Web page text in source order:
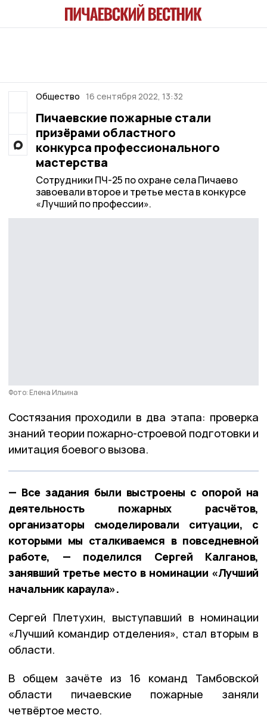
Общество 16 сентября 2022, 13:32
Пичаевские пожарные стали
призёрами областного
конкурса профессионального
мастерства
Сотрудники ПЧ-25 по охране села Пичаево
завоевали второе и третье места в конкурсе
«Лучший по профессии».
Фото: Елена Ильина
Состязания проходили в два этапа: проверка
знаний теории пожарно-строевой подготовки и
имитация боевого вызова.
— Все задания были выстроены с опорой на
деятельность пожарных расчётов,
организаторы смоделировали ситуации, с
которыми мы сталкиваемся в повседневной
работе, — поделился Сергей Калганов,
занявший третье место в номинации «Лучший
начальник караула».
Сергей Плетухин, выступавший в номинации
«Лучший командир отделения», стал вторым в
области.
В общем зачёте из 16 команд Тамбовской
области пичаевские пожарные заняли
четвёртое место.